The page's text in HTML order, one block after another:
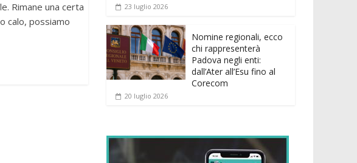
Rimane una certa
calo, possiamo
23 luglio 2026
Nomine regionali, ecco
chi rappresenterà
Padova negli enti:
dall’Ater all’Esu fino al
Corecom
20 luglio 2026